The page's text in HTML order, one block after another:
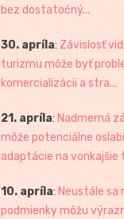
bez dostatočný...
30. apríla: Závislosť
turizmu môže byť
komercializácii a stra...
21. apríla: Nadmerná
môže potenciálne
adaptácie na vonkajšie
10. apríla: Neustále sa
podmienky môžu